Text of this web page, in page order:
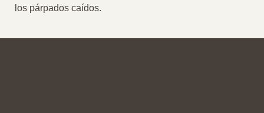
los párpados caídos.